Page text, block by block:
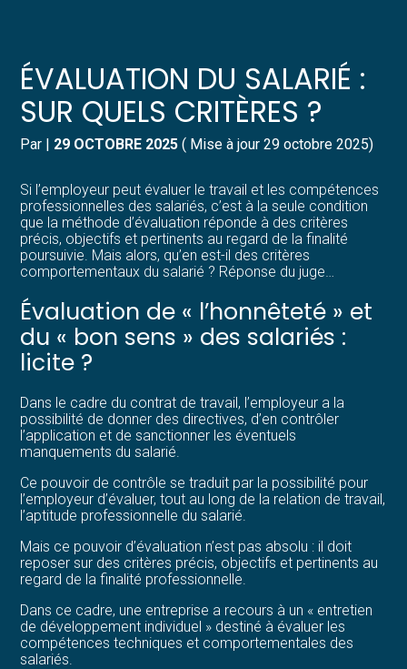
Gérer votre quotidien
Piloter votre entreprise
Développer votre entreprise
Construire votre patrimoine
Structurer votre croissance
Être prêt pour la facturation
électronique
Suivre votre comptabilité
Gérer vos ressources humaines
Dématérialiser vos documents
ÉVALUATION DU SALARIÉ :
SUR QUELS CRITÈRES ?
Par | 29 OCTOBRE 2025 ( Mise à jour 29 octobre 2025)
Si l’employeur peut évaluer le travail et les compétences
professionnelles des salariés, c’est à la seule condition
que la méthode d’évaluation réponde à des critères
précis, objectifs et pertinents au regard de la finalité
poursuivie. Mais alors, qu’en est-il des critères
comportementaux du salarié ? Réponse du juge…
Évaluation de « l’honnêteté » et
du « bon sens » des salariés :
licite ?
Dans le cadre du contrat de travail, l’employeur a la
possibilité de donner des directives, d’en contrôler
l’application et de sanctionner les éventuels
manquements du salarié.
Ce pouvoir de contrôle se traduit par la possibilité pour
l’employeur d’évaluer, tout au long de la relation de travail,
l’aptitude professionnelle du salarié.
Mais ce pouvoir d’évaluation n’est pas absolu : il doit
reposer sur des critères précis, objectifs et pertinents au
regard de la finalité professionnelle.
Dans ce cadre, une entreprise a recours à un « entretien
de développement individuel » destiné à évaluer les
compétences techniques et comportementales des
salariés.